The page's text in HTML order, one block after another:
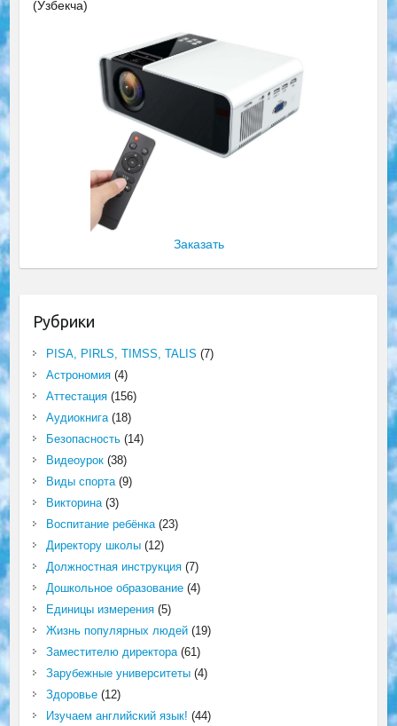
(Ўзбекча)
Заказать
Рубрики
PISA, PIRLS, TIMSS, TALIS (7)
Астрономия(4)
Аттестация(156)
Аудиокнига(18)
Безопасность(14)
Видеоурок(38)
Виды спорта(9)
Викторина(3)
Воспитание ребёнка(23)
Директору школы(12)
Должностная инструкция(7)
Дошкольное образование(4)
Единицы измерения(5)
Жизнь популярных людей(19)
Заместителю директора(61)
Зарубежные университеты(4)
Здоровье(12)
Изучаем английский язык! (44)